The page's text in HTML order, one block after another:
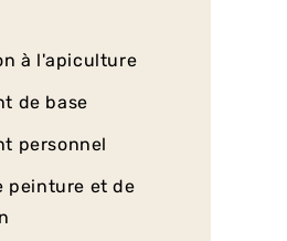
à l'apiculture
de base
personnel
peinture et de